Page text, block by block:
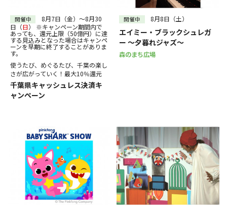
絞り込む
開催中
8月7日（金）～8月30
日（日） ※キャンペーン期間内で
あっても、還元上限（50億円）に達
する見込みとなった場合はキャンペ
ーンを早期に終了することがありま
す。
使うたび、めぐるたび、千葉の楽し
さが広がっていく！最大10％還元
千葉県キャッシュレス決済キ
ャンペーン
開催中 8月8日（土）
エイミー・ブラックシュレガ
ー ～夕暮れジャズ～
森のまち広場